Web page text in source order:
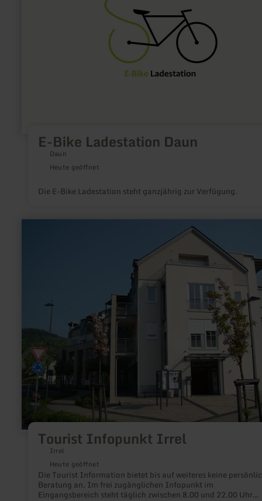
E-Bike Ladestation Daun
Daun
Heute geöffnet
Die E-Bike Ladestation steht ganzjährig zur Verfügung.
Tourist Infopunkt Irrel
Irrel
Heute geöffnet
Die Tourist Information bietet bis auf weiteres keine
Beratung an. Im frei zugänglichen Infopunkt im
Eingangsbereich steht täglich zwischen 8.00 und 22.00 Uhr